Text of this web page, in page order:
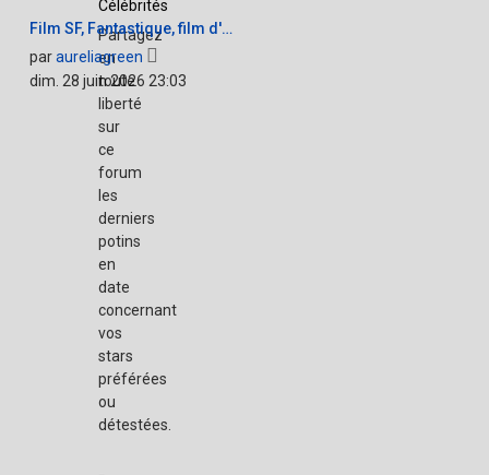
Célébrités
Partagez
en
toute
liberté
sur
ce
forum
les
derniers
potins
en
date
concernant
vos
stars
préférées
ou
détestées.
Film SF, Fantastique, film d'…
paraureliagreen
le
dim. 28 juin 2026 23:03